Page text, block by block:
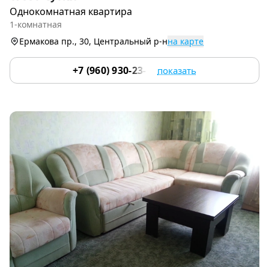
1
of
Однокомнатная квартира
1-комнатная
Ермакова пр., 30, Центральный р-нна карте
+7 (960) 930-23-33 показать